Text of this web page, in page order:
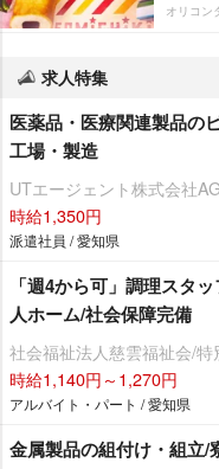
オリコン
求人特集
医薬品・医療関連製品の
工場・製造
UTエージェント株式会社
時給1,350円
派遣社員 / 愛知県
「週4から可」調理スタ
人ホーム/社会保障完備
社会福祉法人慈雲福祉会/
時給1,140円～1,270円
アルバイト・パート / 愛知県
金属製品の組付け・組立/